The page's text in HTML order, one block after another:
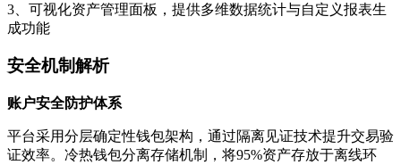
3、可视化资产管理面板，提供多维数据统计与自定义报表生
成功能
安全机制解析
账户安全防护体系
平台采用分层确定性钱包架构，通过隔离见证技术提升交易验
证效率。冷热钱包分离存储机制，将95%资产存放于离线环